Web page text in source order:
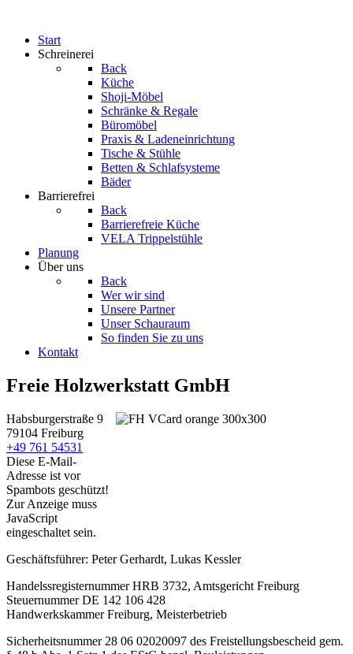
Start
Schreinerei
Back
Küche
Shoji-Möbel
Schränke & Regale
Büromöbel
Praxis & Ladeneinrichtung
Tische & Stühle
Betten & Schlafsysteme
Bäder
Barrierefrei
Back
Barrierefreie Küche
VELA Trippelstühle
Planung
Über uns
Back
Wer wir sind
Unsere Partner
Unser Schauraum
So finden Sie zu uns
Kontakt
Freie Holzwerkstatt GmbH
Habsburgerstraße 9
79104 Freiburg
+49 761 54531
Diese E-Mail-
Adresse ist vor
Spambots geschützt!
Zur Anzeige muss
JavaScript
eingeschaltet sein.
Geschäftsführer: Peter Gerhardt, Lukas Kessler
Handelssregisternummer HRB 3732, Amtsgericht Freiburg
Steuernummer DE 142 106 428
Handwerkskammer Freiburg, Meisterbetrieb
Sicherheitsnummer 28 06 02020097 des Freistellungsbescheid gem.